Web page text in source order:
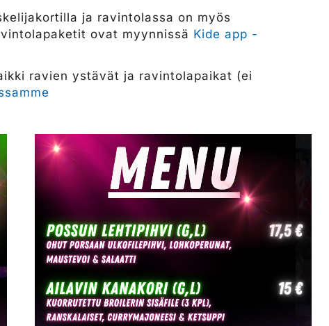
ja ravintolassa on myös
ovat myynnissä Kide app -
ravien ystävät ja ravintolapaikat (ei